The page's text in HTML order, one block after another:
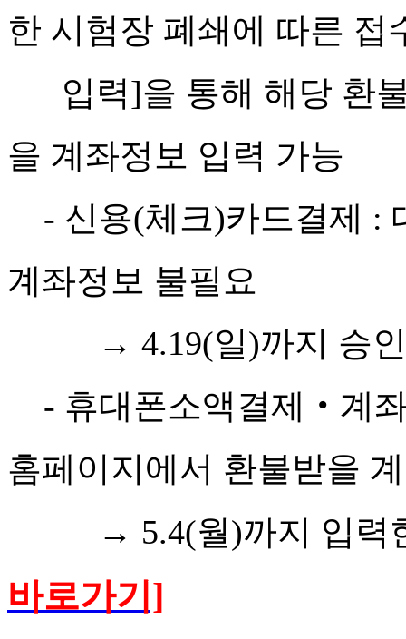
한 시험장 폐쇄에 따른 접
입력]을 통해 해당 환불
을 계좌정보 입력 가능
- 신용(체크)카드결제 :
계좌정보 불필요
→ 4.19(일)까지 승인
- 휴대폰소액결제‧계좌
홈페이지에서 환불받을
→ 5.4(월)까지 입력한
바로가기]